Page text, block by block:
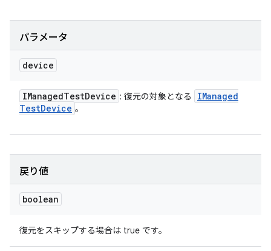
パラメータ
device
IManagedTestDevice : 復元の対象となる
IManaged
TestDevice 。
戻り値
boolean
復元をスキップする場合は true です。